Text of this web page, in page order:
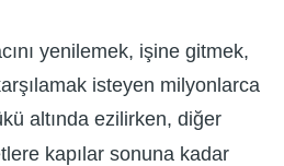
yenilemek, işine gitmek,
isteyen milyonlarca
altında ezilirken, diğer
kapılar sonuna kadar